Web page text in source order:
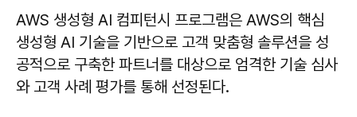
AWS 생성형 AI 컴피턴시 프로그램은 AWS의 핵심
생성형 AI 기술을 기반으로 고객 맞춤형 솔루션을 성
공적으로 구축한 파트너를 대상으로 엄격한 기술 심사
와 고객 사례 평가를 통해 선정된다.